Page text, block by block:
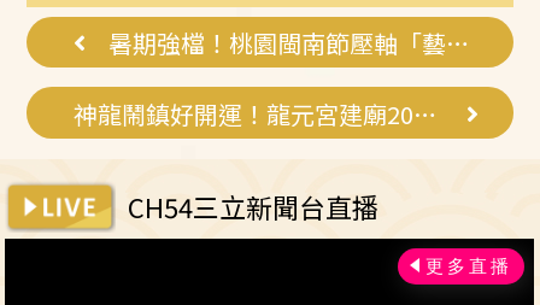
囊，瘦出...
暑期強檔！桃園閩南節壓軸「藝陣大匯演」
神龍鬧鎮好開運！龍元宮建廟200週年活動
CH54三立新聞台直播